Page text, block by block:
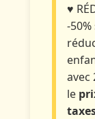
♥
-
avec
le